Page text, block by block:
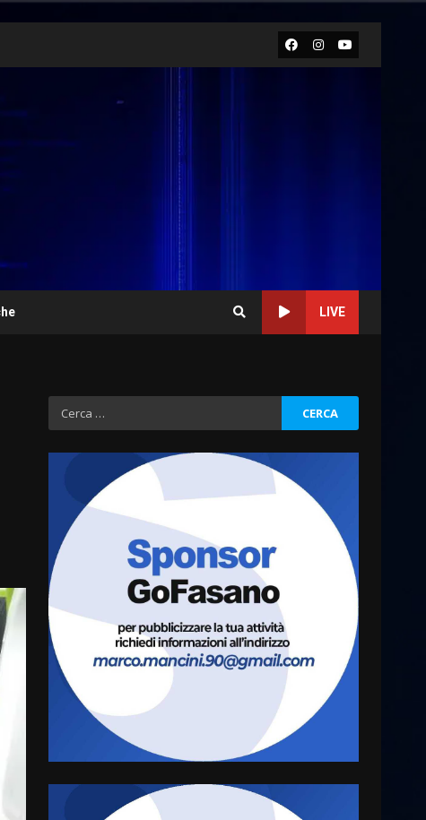
Facebook
Instagram
Youtube
LIVE
Ricerca
per:
Fasanese ferito a colpi di
arma da fuoco
6 Agosto 2026 18:13
4
Carta d’identità: continua il
piano di aperture
straordinarie del Comune di
Fasano
6 Agosto 2026 14:16
5
Grazia Neglia, coordinatrice
cittadina di Fratelli d’Italia,
pronta a tornare in Consiglio
6 Agosto 2026 08:00